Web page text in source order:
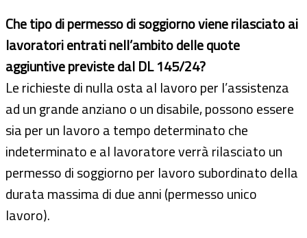
Che tipo di permesso di soggiorno viene rilasciato ai
lavoratori entrati nell’ambito delle quote
aggiuntive previste dal DL 145/24?
Le richieste di nulla osta al lavoro per l’assistenza
ad un grande anziano o un disabile, possono essere
sia per un lavoro a tempo determinato che
indeterminato e al lavoratore verrà rilasciato un
permesso di soggiorno per lavoro subordinato della
durata massima di due anni (permesso unico
lavoro).